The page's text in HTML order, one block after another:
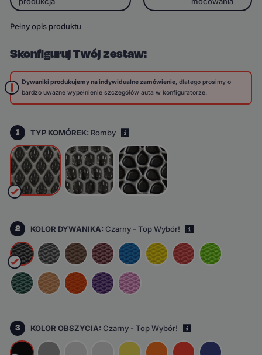
Skonfiguruj Twój zestaw:
Dywaniki produkujemy na indywidualne zamówienie, dlatego prosimy o
bardzo uważne wypełnienie szczegółów auta w konfiguratorze.
1 TYP KOMÓREK: Romby
2 KOLOR DYWANIKA:Czarny - Top Wybór!
3 KOLOR OBSZYCIA:Czarny - Top Wybór!
Pełny opis produktu